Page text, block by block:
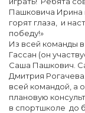
Пашковича Ирина
горят глаза, и
победу!»
Из всей команды
Гассан (он
Саша Пашкович.
Дмитрия
всей командой, а
плановую
в спортшколе до